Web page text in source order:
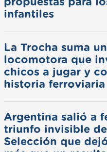
infantiles
La Trocha suma
locomotora que
chicos a jugar y
historia ferroviaria
Argentina salió a
triunfo invisible
Selección que